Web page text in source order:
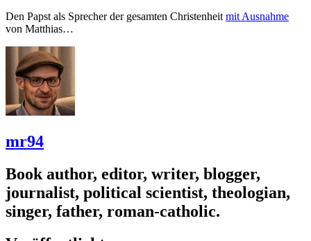
Den Papst als Sprecher der gesamten Christenheitmit Ausnahme
von Matthias…
mr94
Book author, editor, writer, blogger,
journalist, political scientist, theologian,
singer, father, roman-catholic.